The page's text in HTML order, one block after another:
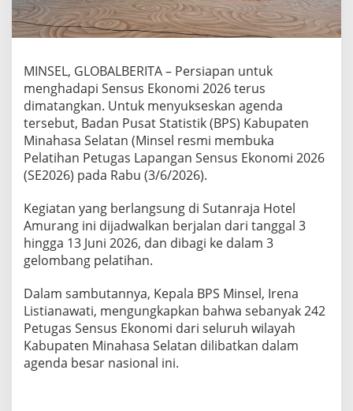
l
a
r
e
a
t
i
h
n
B
g
i
2
4
e
t
u
g
a
MINSEL, GLOBALBERITA – Persiapan untuk
menghadapi Sensus Ekonomi 2026 terus
dimatangkan. Untuk menyukseskan agenda
tersebut, Badan Pusat Statistik (BPS) Kabupaten
Minahasa Selatan (Minsel resmi membuka
Pelatihan Petugas Lapangan Sensus Ekonomi 2026
(SE2026) pada Rabu (3/6/2026).
Kegiatan yang berlangsung di Sutanraja Hotel
Amurang ini dijadwalkan berjalan dari tanggal 3
hingga 13 Juni 2026, dan dibagi ke dalam 3
gelombang pelatihan.
Dalam sambutannya, Kepala BPS Minsel, Irena
Listianawati, mengungkapkan bahwa sebanyak 242
Petugas Sensus Ekonomi dari seluruh wilayah
Kabupaten Minahasa Selatan dilibatkan dalam
agenda besar nasional ini.